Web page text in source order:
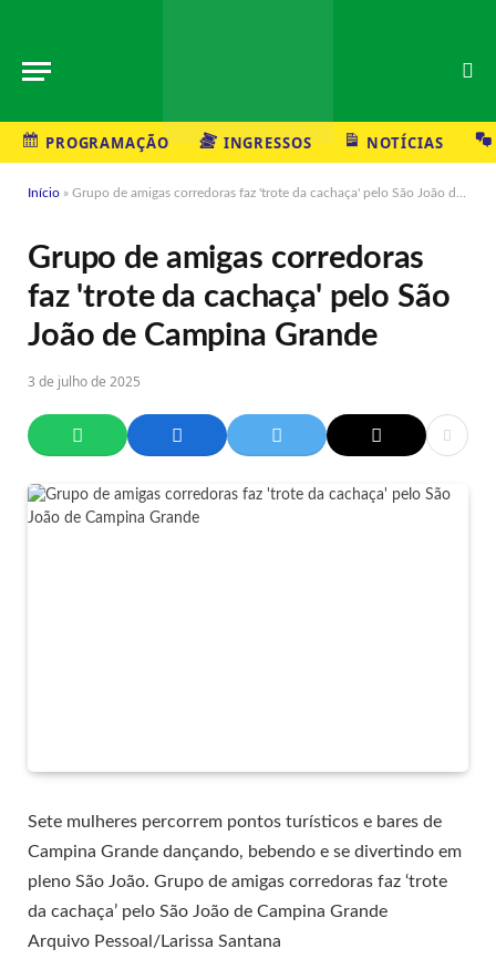
PROGRAMAÇÃO INGRESSOS NOTÍCIAS
Início » Grupo de amigas corredoras faz 'trote da cachaça' pelo São João de Campina Grande
Grupo de amigas corredoras
faz 'trote da cachaça' pelo São
João de Campina Grande
3 de julho de 2025
Sete mulheres percorrem pontos turísticos e bares de
Campina Grande dançando, bebendo e se divertindo em
pleno São João. Grupo de amigas corredoras faz ‘trote
da cachaça’ pelo São João de Campina Grande
Arquivo Pessoal/Larissa Santana